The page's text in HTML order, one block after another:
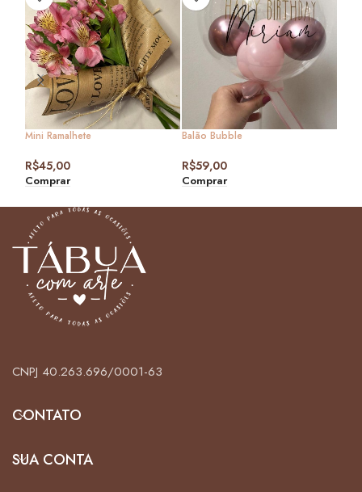
Mini Ramalhete
R$45,00
Comprar
Balão Bubble
R$59,00
Comprar
CNPJ 40.263.696/0001-63
CONTATO
SUA CONTA